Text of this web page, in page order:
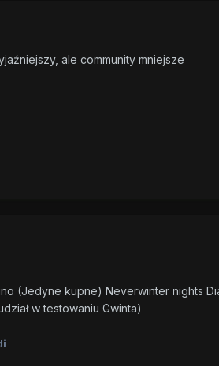
ale community mniejsze
(Jedyne kupne) Neverwinter nights
w testowaniu Gwinta)